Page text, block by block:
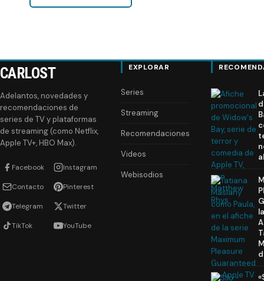
CARLOST
Adelantos, novedades y
recomendaciones de
series de TV y plataformas
de streaming (como Netflix,
Apple TV+, HBO Max).
Facebook Instagram
Contacto Pinterest
Telegram Twitter
TikTok YouTube
EXPLORAR
Series
Streaming
Recomendaciones
Videos
Webisodios